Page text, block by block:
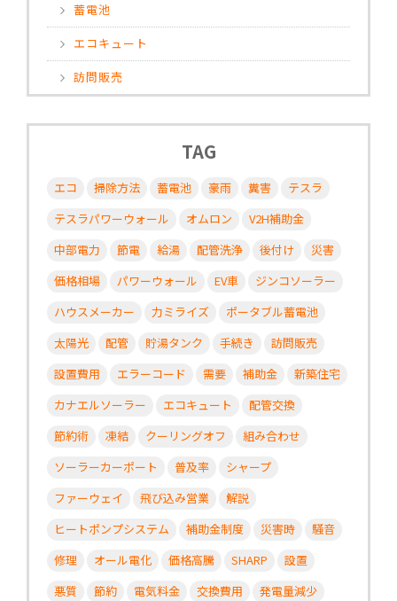
蓄電池
エコキュート
訪問販売
TAG
エコ 掃除方法 蓄電池 豪雨 糞害
テスラ
テスラパワーウォール
オムロン
V2H補助金
中部電力
節電 給湯 配管洗浄 後付け
災害
価格相場
パワーウォール EV車
ジンコソーラー
ハウスメーカー
力ミライズ
ポータブル蓄電池
太陽光
配管 貯湯タンク 手続き
訪問販売
設置費用
エラーコード 需要 補助金
新築住宅
カナエルソーラー
エコキュート
配管交換
節約術
凍結 クーリングオフ
組み合わせ
ソーラーカーポート
普及率
シャープ
ファーウェイ
飛び込み営業
解説
ヒートポンプシステム
補助金制度 災害時
騒音
修理
オール電化 価格高騰 SHARP
設置
悪質
節約 電気料金 交換費用
発電量減少